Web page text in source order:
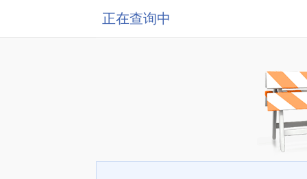
正在查询中